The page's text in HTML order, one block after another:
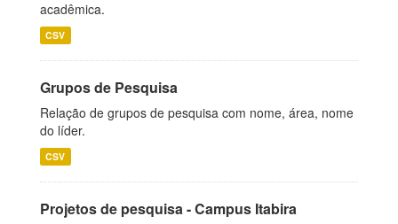
acadêmica.
CSV
Grupos de Pesquisa
Relação de grupos de pesquisa com nome, área, nome
do líder.
CSV
Projetos de pesquisa - Campus Itabira